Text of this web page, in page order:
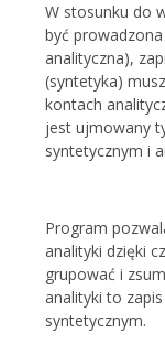
W stosunku do
być
analityczna),
(syntetyka)
kontach
jest ujmowany
syntetycznym i
Program
analityki dzięki
grupować i
analityki to
syntetycznym.